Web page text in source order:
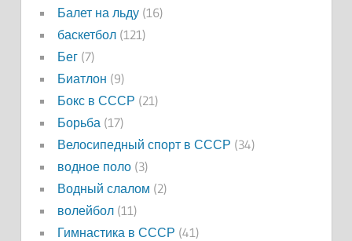
Балет на льду(16)
баскетбол(121)
Бег(7)
Биатлон (9)
Бокс в СССР (21)
Борьба(17)
Велосипедный спорт в СССР (34)
водное поло(3)
Водный слалом (2)
волейбол(11)
Гимнастика в СССР (41)